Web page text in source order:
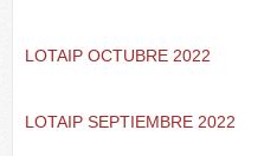
LOTAIP OCTUBRE 2022
LOTAIP SEPTIEMBRE 2022